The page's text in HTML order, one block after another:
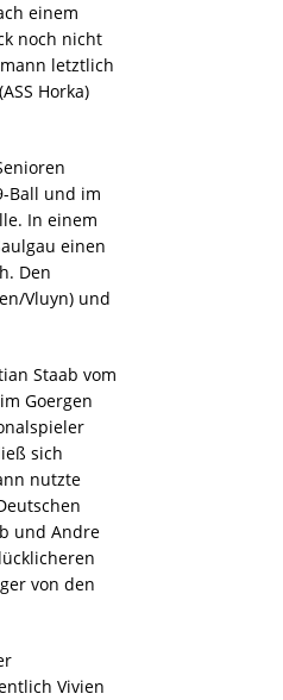
einem
noch nicht
letztlich
Horka)
Ball und im
In einem
einen
Den
Vluyn) und
Staab vom
Goergen
sich
nutzte
und Andre
von den
Vivien